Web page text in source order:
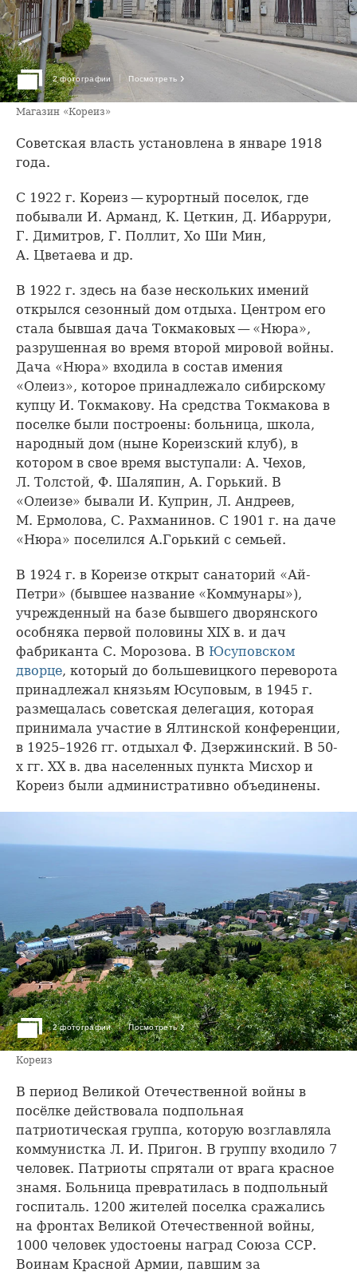
2 фотографии Посмотреть ›
Магазин «Кореиз»
Советская власть установлена в январе 1918
года.
С 1922 г. Кореиз — курортный поселок, где
побывали И. Арманд, К. Цеткин, Д. Ибаррури,
Г. Димитров, Г. Поллит, Хо Ши Мин,
А. Цветаева и др.
В 1922 г. здесь на базе нескольких имений
открылся сезонный дом отдыха. Центром его
стала бывшая дача Токмаковых — «Нюра»,
разрушенная во время второй мировой войны.
Дача «Нюра» входила в состав имения
«Олеиз», которое принадлежало сибирскому
купцу И. Токмакову. На средства Токмакова в
поселке были построены: больница, школа,
народный дом (ныне Кореизский клуб), в
котором в свое время выступали: А. Чехов,
Л. Толстой, Ф. Шаляпин, А. Горький. В
«Олеизе» бывали И. Куприн, Л. Андреев,
М. Ермолова, С. Рахманинов. С 1901 г. на даче
«Нюра» поселился А.Горький с семьей.
В 1924 г. в Кореизе открыт санаторий «Ай-
Петри» (бывшее название «Коммунары»),
учрежденный на базе бывшего дворянского
особняка первой половины XIX в. и дач
фабриканта С. Морозова. В Юсуповском
дворце, который до большевицкого переворота
принадлежал князьям Юсуповым, в 1945 г.
размещалась советская делегация, которая
принимала участие в Ялтинской конференции,
в 1925–1926 гг. отдыхал Ф. Дзержинский. В 50-
х гг. ХХ в. два населенных пункта Мисхор и
Кореиз были административно объединены.
2 фотографии Посмотреть ›
Кореиз
В период Великой Отечественной войны в
посёлке действовала подпольная
патриотическая группа, которую возглавляла
коммунистка Л. И. Пригон. В группу входило 7
человек. Патриоты спрятали от врага красное
знамя. Больница превратилась в подпольный
госпиталь. 1200 жителей поселка сражались
на фронтах Великой Отечественной войны,
1000 человек удостоены наград Союза ССР.
Воинам Красной Армии, павшим за